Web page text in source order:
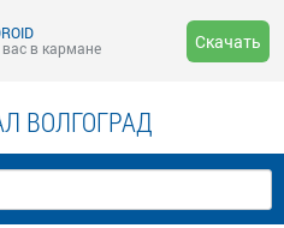
в кармане
Скачать
ВОЛГОГРАД